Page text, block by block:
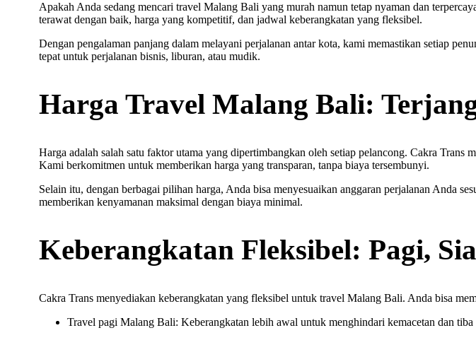
Apakah Anda sedang mencari travel Malang Bali yang murah namun tetap nyaman dan
terawat dengan baik, harga yang kompetitif, dan jadwal keberangkatan yang fleksibel.
Dengan pengalaman panjang dalam melayani perjalanan antar kota, kami memastikan setiap
tepat untuk perjalanan bisnis, liburan, atau mudik.
Harga Travel Malang Bali:
Harga adalah salah satu faktor utama yang dipertimbangkan oleh setiap pelancong. Cakra
Kami berkomitmen untuk memberikan harga yang transparan, tanpa biaya tersembunyi.
Selain itu, dengan berbagai pilihan harga, Anda bisa menyesuaikan anggaran perjalanan Anda
memberikan kenyamanan maksimal dengan biaya minimal.
Keberangkatan Fleksibel: Pagi,
Cakra Trans menyediakan keberangkatan yang fleksibel untuk travel Malang Bali. Anda bisa
Travel pagi Malang Bali: Keberangkatan lebih awal untuk menghindari kemacetan dan